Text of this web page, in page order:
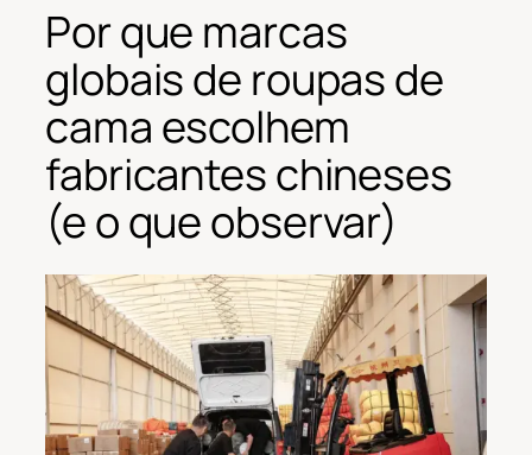
Por que marcas
globais de roupas de
cama escolhem
fabricantes chineses
(e o que observar)